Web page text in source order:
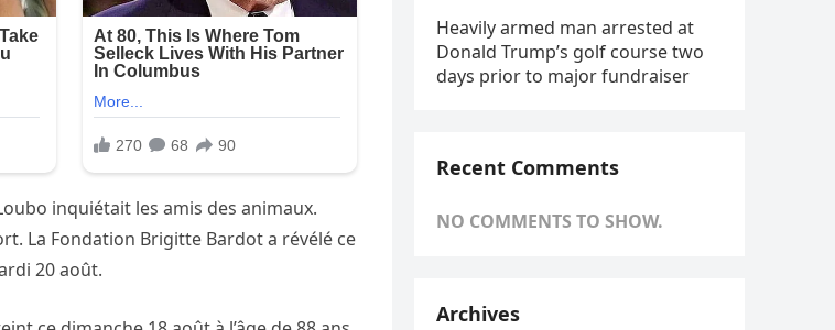
inquiétait les amis des animaux.
La Fondation Brigitte Bardot a révélé ce
20 août.
Heavily armed man arrested at
Donald Trump’s golf course two
days prior to major fundraiser
Recent Comments
NO COMMENTS TO SHOW.
Archives